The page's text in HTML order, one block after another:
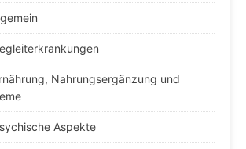
Nahrungsergänzung und
Aspekte